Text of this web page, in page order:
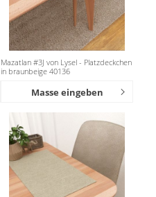
Mazatlan #3J von Lysel - Platzdeckchen
in braunbeige 40136
Masse eingeben